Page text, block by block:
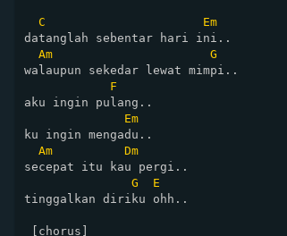
C
Em
datanglah sebentar hari ini..
Am
G
walaupun sekedar lewat mimpi..
F
aku ingin pulang..
Em
ku ingin mengadu..
Am
Dm
secepat itu kau pergi..
G
E
tinggalkan diriku ohh..
[chorus]